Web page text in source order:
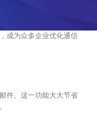
成为众多企业优化通信
件。这一功能大大节省